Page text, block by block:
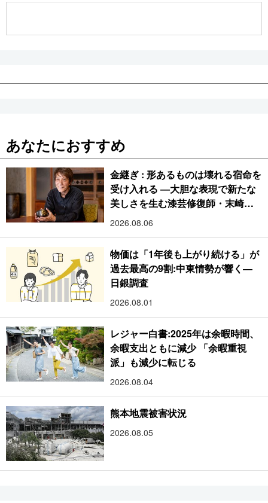
あなたにおすすめ
金継ぎ : 形あるものは壊れる宿命を
受け入れる ―大胆な表現で新たな
美しさを生む漆芸修復師・末崎広
樹
2026.08.06
物価は「1年後も上がり続ける」が
過去最高の9割:中東情勢が響く―
日銀調査
2026.08.01
レジャー白書:2025年は余暇時間、
余暇支出ともに減少 「余暇重視
派」も減少に転じる
2026.08.04
熊本地震被害状況
2026.08.05